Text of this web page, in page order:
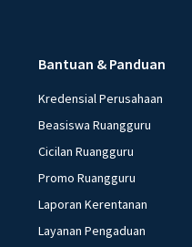
Bantuan & Panduan
Kredensial Perusahaan
Beasiswa Ruangguru
Cicilan Ruangguru
Promo Ruangguru
Laporan Kerentanan
Layanan Pengaduan